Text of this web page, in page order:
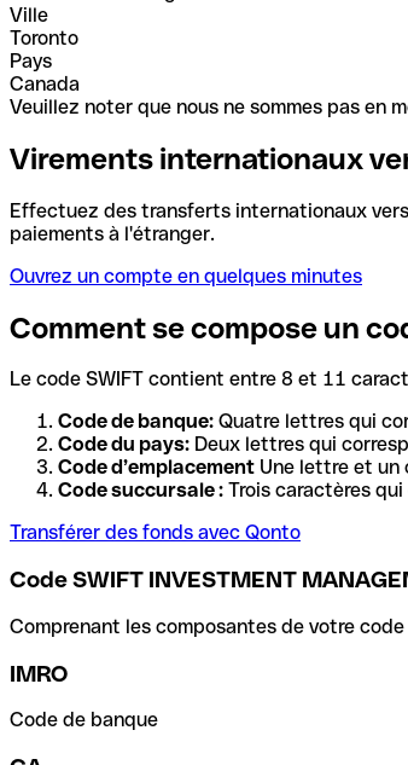
Ville
Toronto
Pays
Canada
Veuillez noter que nous ne sommes pas en
Virements internationaux
Effectuez des transferts internationaux
paiements à l'étranger.
Ouvrez un compte en quelques minutes
Comment se compose un
Le code SWIFT contient entre 8 et 11
Code de banque: Quatre lettres qui
Code du pays: Deux lettres qui
Code d’emplacement Une lettre et un
Code succursale : Trois caractères
Transférer des fonds avec Qonto
Code SWIFT INVESTMENT
Comprenant les composantes de votre
IMRO
Code de banque